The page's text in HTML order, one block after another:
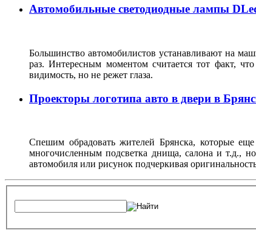
Автомобильные светодиодные лампы
Большинство автомобилистов устанавливают на
раз. Интересным моментом считается тот факт,
видимость, но не режет глаза.
Проекторы логотипа авто в двери в
Спешим обрадовать жителей Брянска, которые
многочисленным подсветка днища, салона и т.д.,
автомобиля или рисунок подчеркивая